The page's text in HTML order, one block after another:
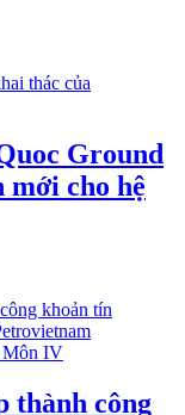
Ground
mới cho hệ
thành công